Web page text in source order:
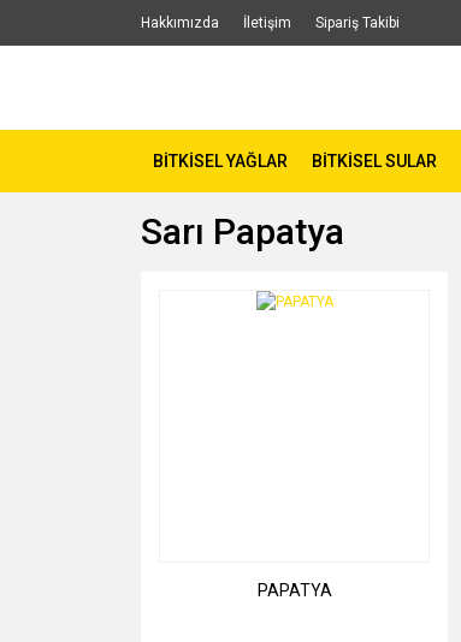
Hakkımızda İletişim Sipariş Takibi
BİTKİSEL YAĞLAR BİTKİSEL SULAR
Sarı Papatya
PAPATYA